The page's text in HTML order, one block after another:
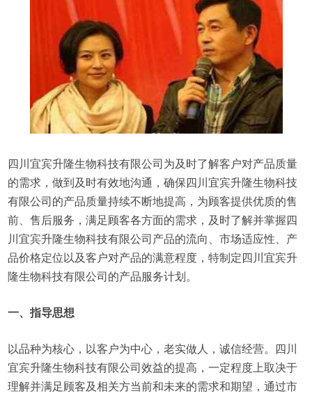
四川宜宾升隆生物科技有限公司为及时了解客户对产品质量
的需求，做到及时有效地沟通，确保四川宜宾升隆生物科技
有限公司的产品质量持续不断地提高，为顾客提供优质的售
前、售后服务，满足顾客各方面的需求，及时了解并掌握四
川宜宾升隆生物科技有限公司产品的流向、市场适应性、产
品价格定位以及客户对产品的满意程度，特制定四川宜宾升
隆生物科技有限公司的产品服务计划。
一、指导思想
以品种为核心，以客户为中心，老实做人，诚信经营。四川
宜宾升隆生物科技有限公司效益的提高，一定程度上取决于
理解并满足顾客及相关方当前和未来的需求和期望，通过市